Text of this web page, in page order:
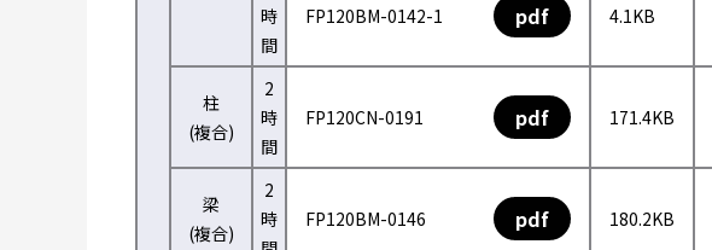
時
間
FP120BM-0142-1 pdf 4.1KB
柱
(複合)
2
時
間
FP120CN-0191 pdf 171.4KB
梁
(複合)
2
時
FP120BM-0146 pdf 180.2KB